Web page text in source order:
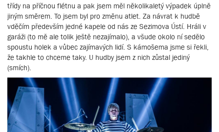
třídy na příčnou flétnu a pak jsem měl několikaletý výpadek úplně
jiným směrem. To jsem byl pro změnu atlet. Za návrat k hudbě
vděčím především jedné kapele od nás ze Sezimova Ústí. Hráli v
garáži (to mě ale tolik ještě nezajímalo), a všude okolo ní sedělo
spoustu holek a vůbec zajímavých lidí. S kámošema jsme si řekli,
že takhle to chceme taky. U hudby jsem z nich zůstal jediný
(smích).